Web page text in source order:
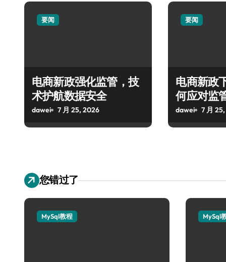
要闻
电商新政强化监管，技
术护航数据安全
dawei 7 月 25, 2026
要闻
电商新政
何应对监
dawei 7 月
您错过了
MySql教程 MySql